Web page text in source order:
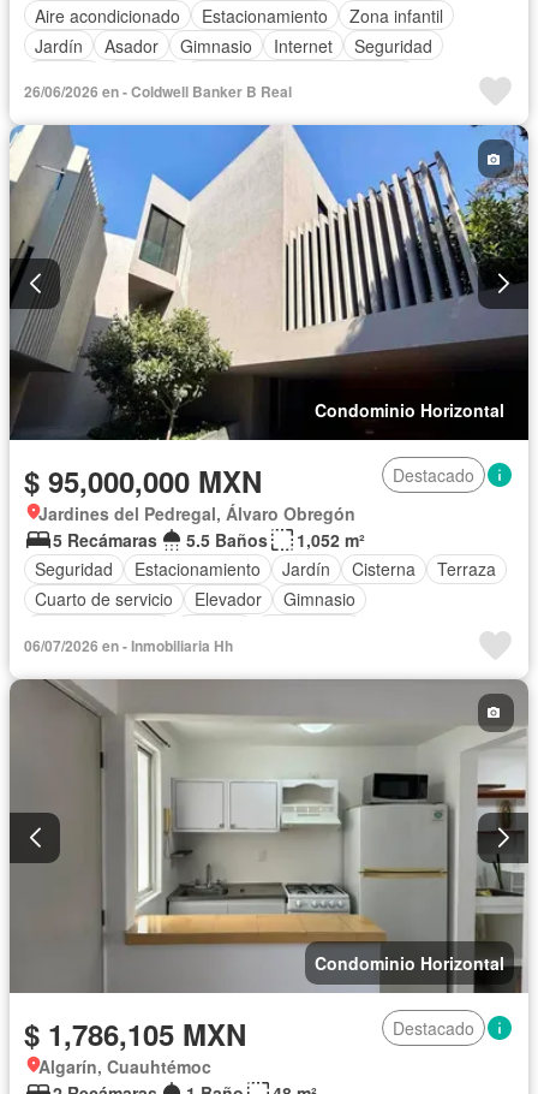
Aire acondicionado
Estacionamiento
Zona infantil
Jardín
Asador Gimnasio Internet
Seguridad
26/06/2026 en - Coldwell Banker B Real
Condominio Horizontal
$ 95,000,000 MXN
Destacado
Jardines del Pedregal, Álvaro Obregón
5 Recámaras
5.5 Baños
1,052 m²
Seguridad
Estacionamiento Jardín Cisterna
Terraza
Cuarto de servicio
Elevador
Gimnasio
Aire acondicionado
Cuarto de Limpieza
Calefacción
Conserje
Sin amueblar
06/07/2026 en - Inmobiliaria Hh
Condominio Horizontal
$ 1,786,105 MXN
Destacado
Algarín, Cuauhtémoc